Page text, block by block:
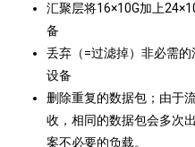
汇聚层将16×10G加上
备
丢弃（=过滤掉）非必需
设备
删除重复的数据包；由于
收，相同的数据包会多次
案不必要的负载。